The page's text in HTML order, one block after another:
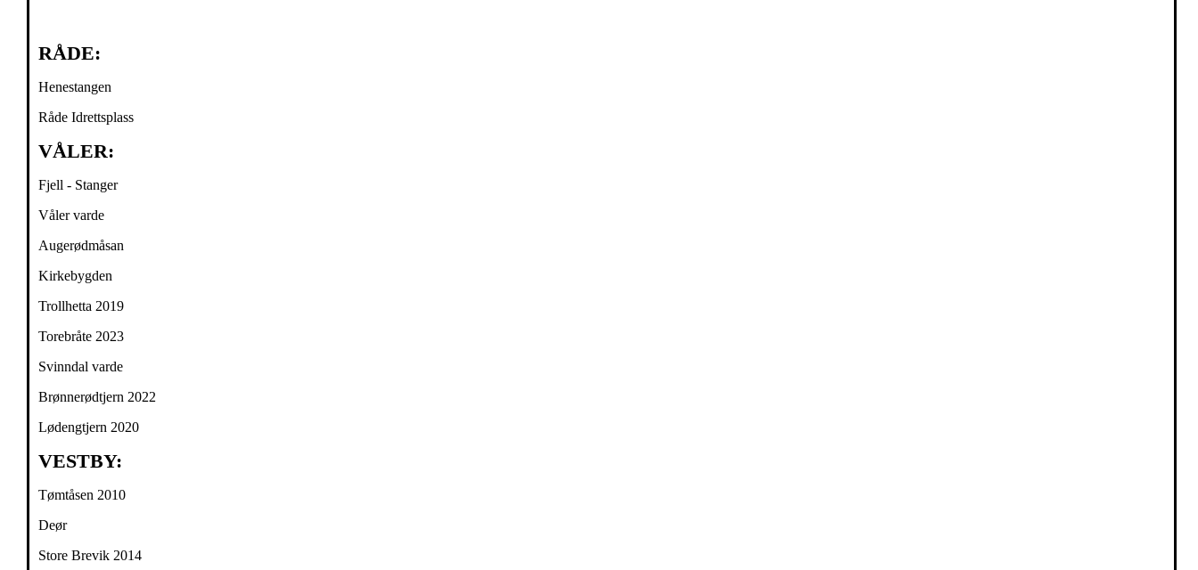
RÅDE:
Henestangen
Råde Idrettsplass
VÅLER:
Fjell - Stanger
Våler varde
Augerødmåsan
Kirkebygden
Trollhetta 2019
Torebråte 2023
Svinndal varde
Brønnerødtjern 2022
Lødengtjern 2020
VESTBY:
Tømtåsen 2010
Deør
Store Brevik 2014